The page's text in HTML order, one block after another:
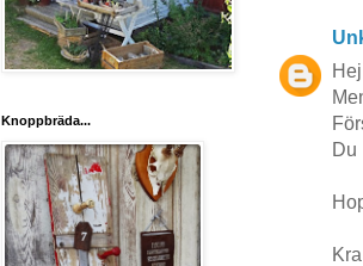
Du
Knoppbräda...